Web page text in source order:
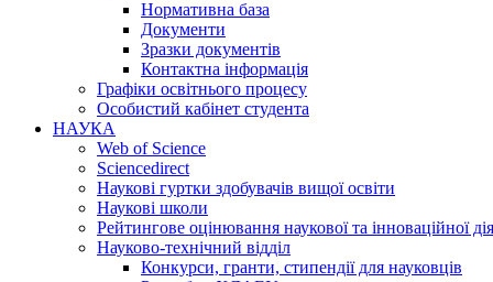
Нормативна база
Документи
Зразки документів
Контактна інформація
Графіки освітнього процесу
Особистий кабінет студента
НАУКА
Web of Science
Sciencedirect
Наукові гуртки здобувачів вищої освіти
Наукові школи
Рейтингове оцінювання наукової та інноваційної
Науково-технічний відділ
Конкурси, гранти, стипендії для науковців